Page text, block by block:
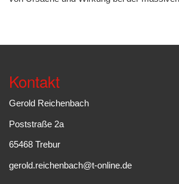
Kontakt
Gerold Reichenbach
Poststraße 2a
65468 Trebur
gerold.reichenbach@t-online.de